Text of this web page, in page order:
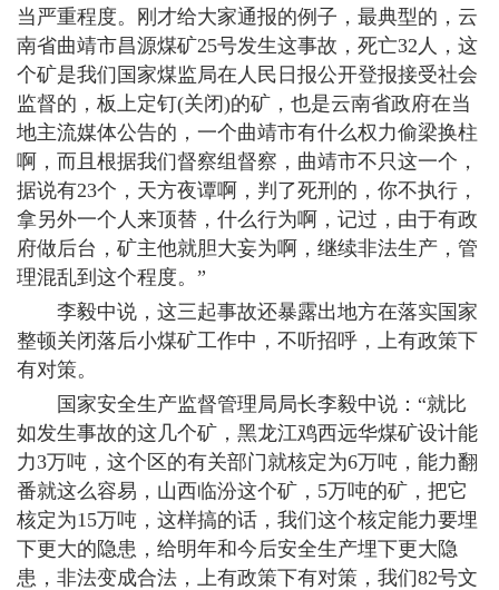
当严重程度。刚才给大家通报的例子，最典型的，云
南省曲靖市昌源煤矿25号发生这事故，死亡32人，这
个矿是我们国家煤监局在人民日报公开登报接受社会
监督的，板上定钉(关闭)的矿，也是云南省政府在当
地主流媒体公告的，一个曲靖市有什么权力偷梁换柱
啊，而且根据我们督察组督察，曲靖市不只这一个，
据说有23个，天方夜谭啊，判了死刑的，你不执行，
拿另外一个人来顶替，什么行为啊，记过，由于有政
府做后台，矿主他就胆大妄为啊，继续非法生产，管
理混乱到这个程度。”
李毅中说，这三起事故还暴露出地方在落实国家
整顿关闭落后小煤矿工作中，不听招呼，上有政策下
有对策。
国家安全生产监督管理局局长李毅中说：“就比
如发生事故的这几个矿，黑龙江鸡西远华煤矿设计能
力3万吨，这个区的有关部门就核定为6万吨，能力翻
番就这么容易，山西临汾这个矿，5万吨的矿，把它
核定为15万吨，这样搞的话，我们这个核定能力要埋
下更大的隐患，给明年和今后安全生产埋下更大隐
患，非法变成合法，上有政策下有对策，我们82号文